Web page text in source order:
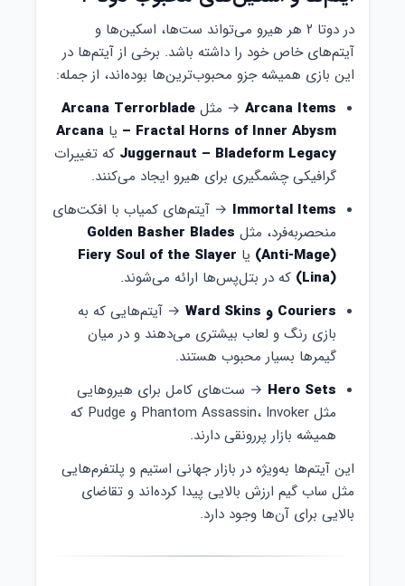
در دوتا ۲ هر هیرو می‌تواند ست‌ها، اسکین‌ها و
آیتم‌های خاص خود را داشته باشد. برخی از آیتم‌ها در
این بازی همیشه جزو محبوب‌ترین‌ها بوده‌اند، از جمله:
Arcana Items → مثل Arcana Terrorblade
– Fractal Horns of Inner Abysm یا Arcana
Juggernaut – Bladeform Legacy که تغییرات
گرافیکی چشمگیری برای هیرو ایجاد می‌کنند.
Immortal Items → آیتم‌های کمیاب با افکت‌های
منحصربه‌فرد، مثل Golden Basher Blades
(Anti-Mage) یا Fiery Soul of the Slayer
(Lina) که در بتل‌پس‌ها ارائه می‌شوند.
Couriers و Ward Skins
→ آیتم‌هایی که به
بازی رنگ و لعاب بیشتری می‌دهند و در میان
گیمرها بسیار محبوب هستند.
Hero Sets → ست‌های کامل برای هیروهایی
مثل Phantom Assassin، Invoker و Pudge که
همیشه بازار پررونقی دارند.
این آیتم‌ها به‌ویژه در بازار جهانی استیم و پلتفرم‌هایی
مثل ساب گیم ارزش بالایی پیدا کرده‌اند و تقاضای
بالایی برای آن‌ها وجود دارد.